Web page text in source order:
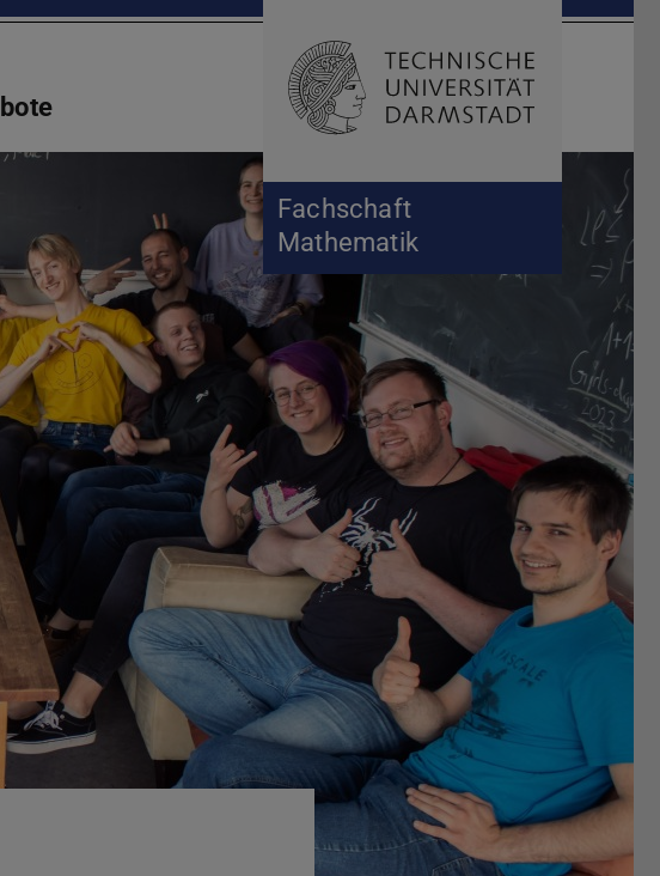
Fachschaft
Mathematik
Suche öffnen
Vor